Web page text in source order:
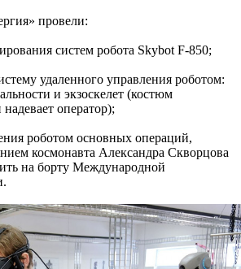
провели:
систем робота Skybot F-850;
удаленного управления роботом:
и экзоскелет (костюм
оператор);
роботом основных операций,
космонавта Александра Скворцова
на борту Международной